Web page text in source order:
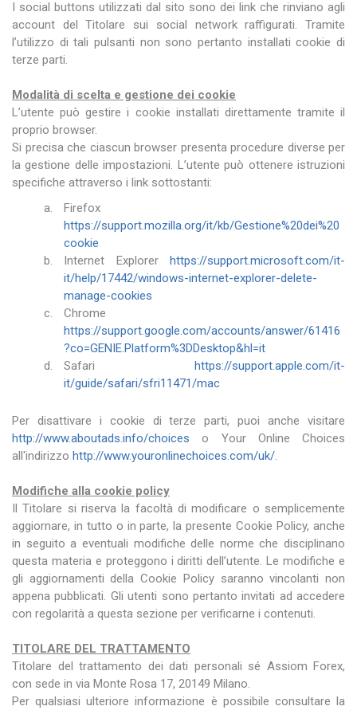
I social buttons utilizzati dal sito sono dei link che rinviano agli
account del Titolare sui social network raffigurati. Tramite
l’utilizzo di tali pulsanti non sono pertanto installati cookie di
terze parti.
Modalità di scelta e gestione dei cookie
L’utente può gestire i cookie installati direttamente tramite il
proprio browser.
Si precisa che ciascun browser presenta procedure diverse per
la gestione delle impostazioni. L’utente può ottenere istruzioni
specifiche attraverso i link sottostanti:
Firefox
https://support.mozilla.org/it/kb/Gestione%20dei%20
cookie
Internet Explorer https://support.microsoft.com/it-
it/help/17442/windows-internet-explorer-delete-
manage-cookies
Chrome
https://support.google.com/accounts/answer/61416
?co=GENIE.Platform%3DDesktop&hl=it
Safari https://support.apple.com/it-
it/guide/safari/sfri11471/mac
Per disattivare i cookie di terze parti, puoi anche visitare
http://www.aboutads.info/choices o Your Online Choices
all'indirizzo http://www.youronlinechoices.com/uk/
Modifiche alla cookie policy
Il Titolare si riserva la facoltà di modificare o semplicemente
aggiornare, in tutto o in parte, la presente Cookie Policy, anche
in seguito a eventuali modifiche delle norme che disciplinano
questa materia e proteggono i diritti dell’utente. Le modifiche e
gli aggiornamenti della Cookie Policy saranno vincolanti non
appena pubblicati. Gli utenti sono pertanto invitati ad accedere
con regolarità a questa sezione per verificarne i contenuti.
TITOLARE DEL TRATTAMENTO
Titolare del trattamento dei dati personali sé Assiom Forex,
con sede in via Monte Rosa 17, 20149 Milano.
Per qualsiasi ulteriore informazione è possibile consultare la